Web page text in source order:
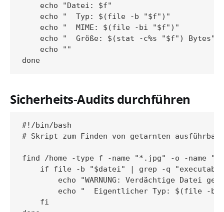
    echo "Datei: $f"
    echo "  Typ: $(file -b "$f")"
    echo "  MIME: $(file -bi "$f")"
    echo "  Größe: $(stat -c%s "$f") Bytes"
    echo ""
Sicherheits-Audits durchführen
#!/bin/bash
# Skript zum Finden von getarnten
find /home -type f -name "*.jpg" -o -name
if file -b "$datei" | grep -q
echo "WARNUNG: Verdächtige Datei
echo "  Eigentlicher Typ: $(file -b
    fi